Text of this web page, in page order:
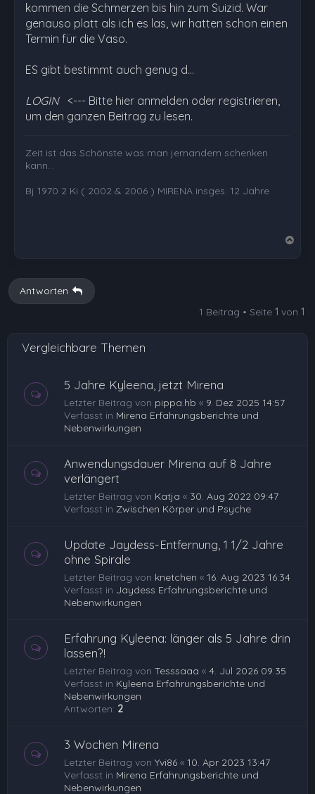
kommen die Schmerzen bis hin zum Suizid. War
genauso platt als ich es las, wir hatten schon einen
Termin für die Vaso.
ES gibt bestimmt auch genug d…
LOGIN <--- Bitte hier anmelden oder registrieren,
um den ganzen Beitrag zu lesen.
Zeit ist das Schönste was man jemandem schenken
kann...
Bj 1970 2 Ki ( 2002 & 2006 ) MIRENA insges. 12 Jahre
b
Antworten
1 Beitrag • Seite 1 von 1
Vergleichbare Themen
5 Jahre Kyleena, jetzt Mirena
Letzter Beitrag von pippa.hb « 9. Dez 2025 14:57
Verfasst in Mirena Erfahrungsberichte und
Nebenwirkungen
Anwendungsdauer Mirena auf 8 Jahre
verlängert
Letzter Beitrag von Katja « 30. Aug 2022 09:47
Verfasst in Zwischen Körper und Psyche
Update Jaydess-Entfernung, 1 1/2 Jahre
ohne Spirale
Letzter Beitrag von knetchen « 16. Aug 2023 16:34
Verfasst in Jaydess Erfahrungsberichte und
Nebenwirkungen
Erfahrung Kyleena: länger als 5 Jahre drin
lassen?!
Letzter Beitrag von Tesssaaa « 4. Jul 2026 09:35
Verfasst in Kyleena Erfahrungsberichte und
Nebenwirkungen
Antworten: 2
3 Wochen Mirena
Letzter Beitrag von Yvi86 « 10. Apr 2023 13:47
Verfasst in Mirena Erfahrungsberichte und
Nebenwirkungen